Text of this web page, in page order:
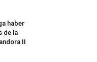
haber
de la
II